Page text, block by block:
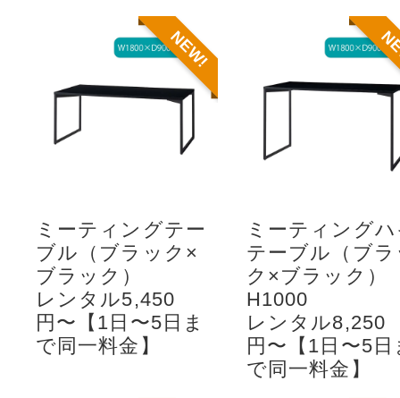
ミーティングテー
ブル（ブラック×
ブラック）
レンタル5,450
円〜【1日〜5日ま
で同一料金】
NEW!
ミーティング
テーブル（ブラ
ク×ブラック）
H1000
レンタル8,250
円〜【1日〜5日
で同一料金】